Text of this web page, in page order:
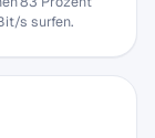
s surfen.